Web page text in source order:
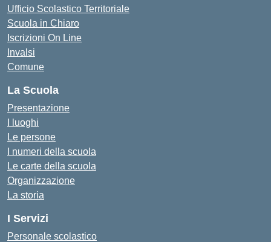
Ufficio Scolastico Territoriale
Scuola in Chiaro
Iscrizioni On Line
Invalsi
Comune
La Scuola
Presentazione
I luoghi
Le persone
I numeri della scuola
Le carte della scuola
Organizzazione
La storia
I Servizi
Personale scolastico